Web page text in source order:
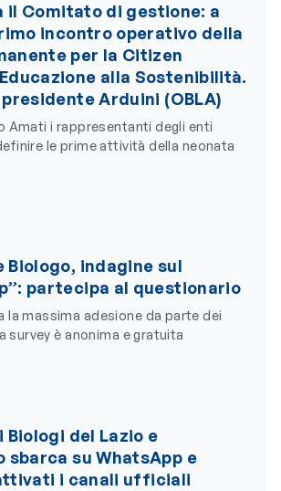
il Comitato di gestione: a
incontro operativo della
per la Citizen
alla Sostenibilità.
Arduini (OBLA)
Amati i rappresentanti degli enti
le prime attività della neonata
Biologo, indagine sul
partecipa al questionario
la massima adesione da parte dei
survey è anonima e gratuita
Biologi del Lazio e
sbarca su WhatsApp e
i canali ufficiali